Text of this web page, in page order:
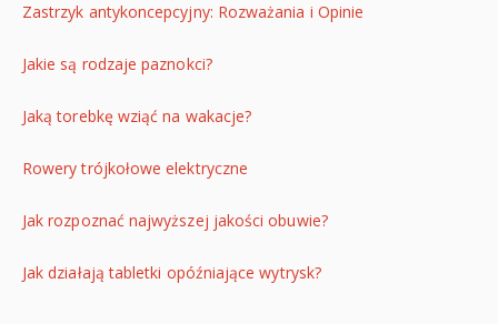
Zastrzyk antykoncepcyjny: Rozważania i Opinie
Jakie są rodzaje paznokci?
Jaką torebkę wziąć na wakacje?
Rowery trójkołowe elektryczne
Jak rozpoznać najwyższej jakości obuwie?
Jak działają tabletki opóźniające wytrysk?